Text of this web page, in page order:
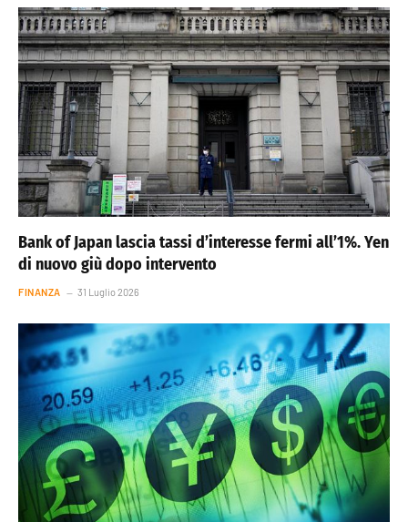
Bank of Japan lascia tassi d’interesse fermi all’1%. Yen
di nuovo giù dopo intervento
FINANZA 31 Luglio 2026